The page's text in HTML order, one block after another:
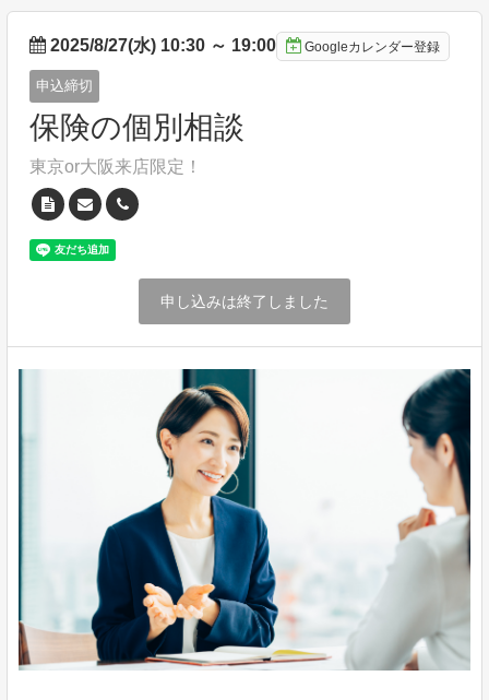
2025/8/27(水) 10:30 ～ 19:00 Googleカレンダー登録
申込締切
保険の個別相談
東京or大阪来店限定！
申し込みは終了しました